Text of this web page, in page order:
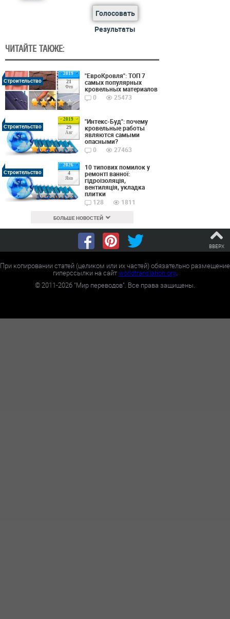
Голосовать
Результаты
ЧИТАЙТЕ ТАКЖЕ:
2019
21
Фев
Строительство
"ЕвроКровля": ТОП 7
самых популярных
кровельных материалов
0
25473
2019
29
Авг
Строительство
"Интекс-Буд": почему
кровельные работы
являются самыми
опасными?
0
27463
2026
4
Янв
Строительство
10 типових помилок у
ремонті ванної:
гідроізоляція,
вентиляція, укладка
плитки
128
1811
БОЛЬШЕ НОВОСТЕЙ
ВВЕРХ
При копировании статей (целиком или их частей) обязательно размещение
гиперссылки на сайтworldtranslation.org.
©2011-2026 "Мир переводов". Все права защищены.